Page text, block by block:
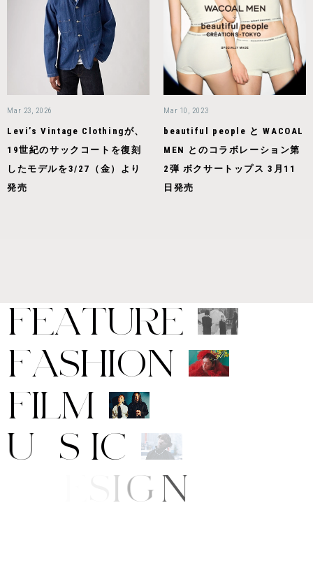
Mar 23, 2026
Levi’s Vintage Clothingが、
19世紀のサックコートを復刻
したモデルを3/27（金）より
発売
Mar 10, 2023
beautiful people と WACOAL
MEN とのコラボレーション第
2弾 ボクサートップス 3月11
日発売
FEATURE
FASHION
FILM
M
US IC
DE SIG